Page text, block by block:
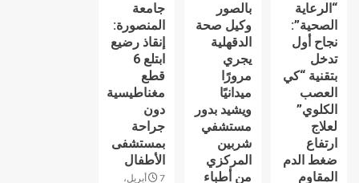
“الرعاية
الصحية”:
نجاح أول
تدخل
بتقنية “كي
العصب
الكلوي”
لعلاج
ارتفاع
ضغط الدم
المقاوم
بالصور
وكيل صحة
الدقهلية
يجري
مرورًا
ميدانيًا
ويشيد بدور
مستشفي
شربين
المركزي
من أطباء
جامعة
المنصورة:
إنقاذ رضيع
ابتلع 6
قطع
مغناطيسية
دون
جراحة
بمستشفى
الأطفال
7 أبريل،